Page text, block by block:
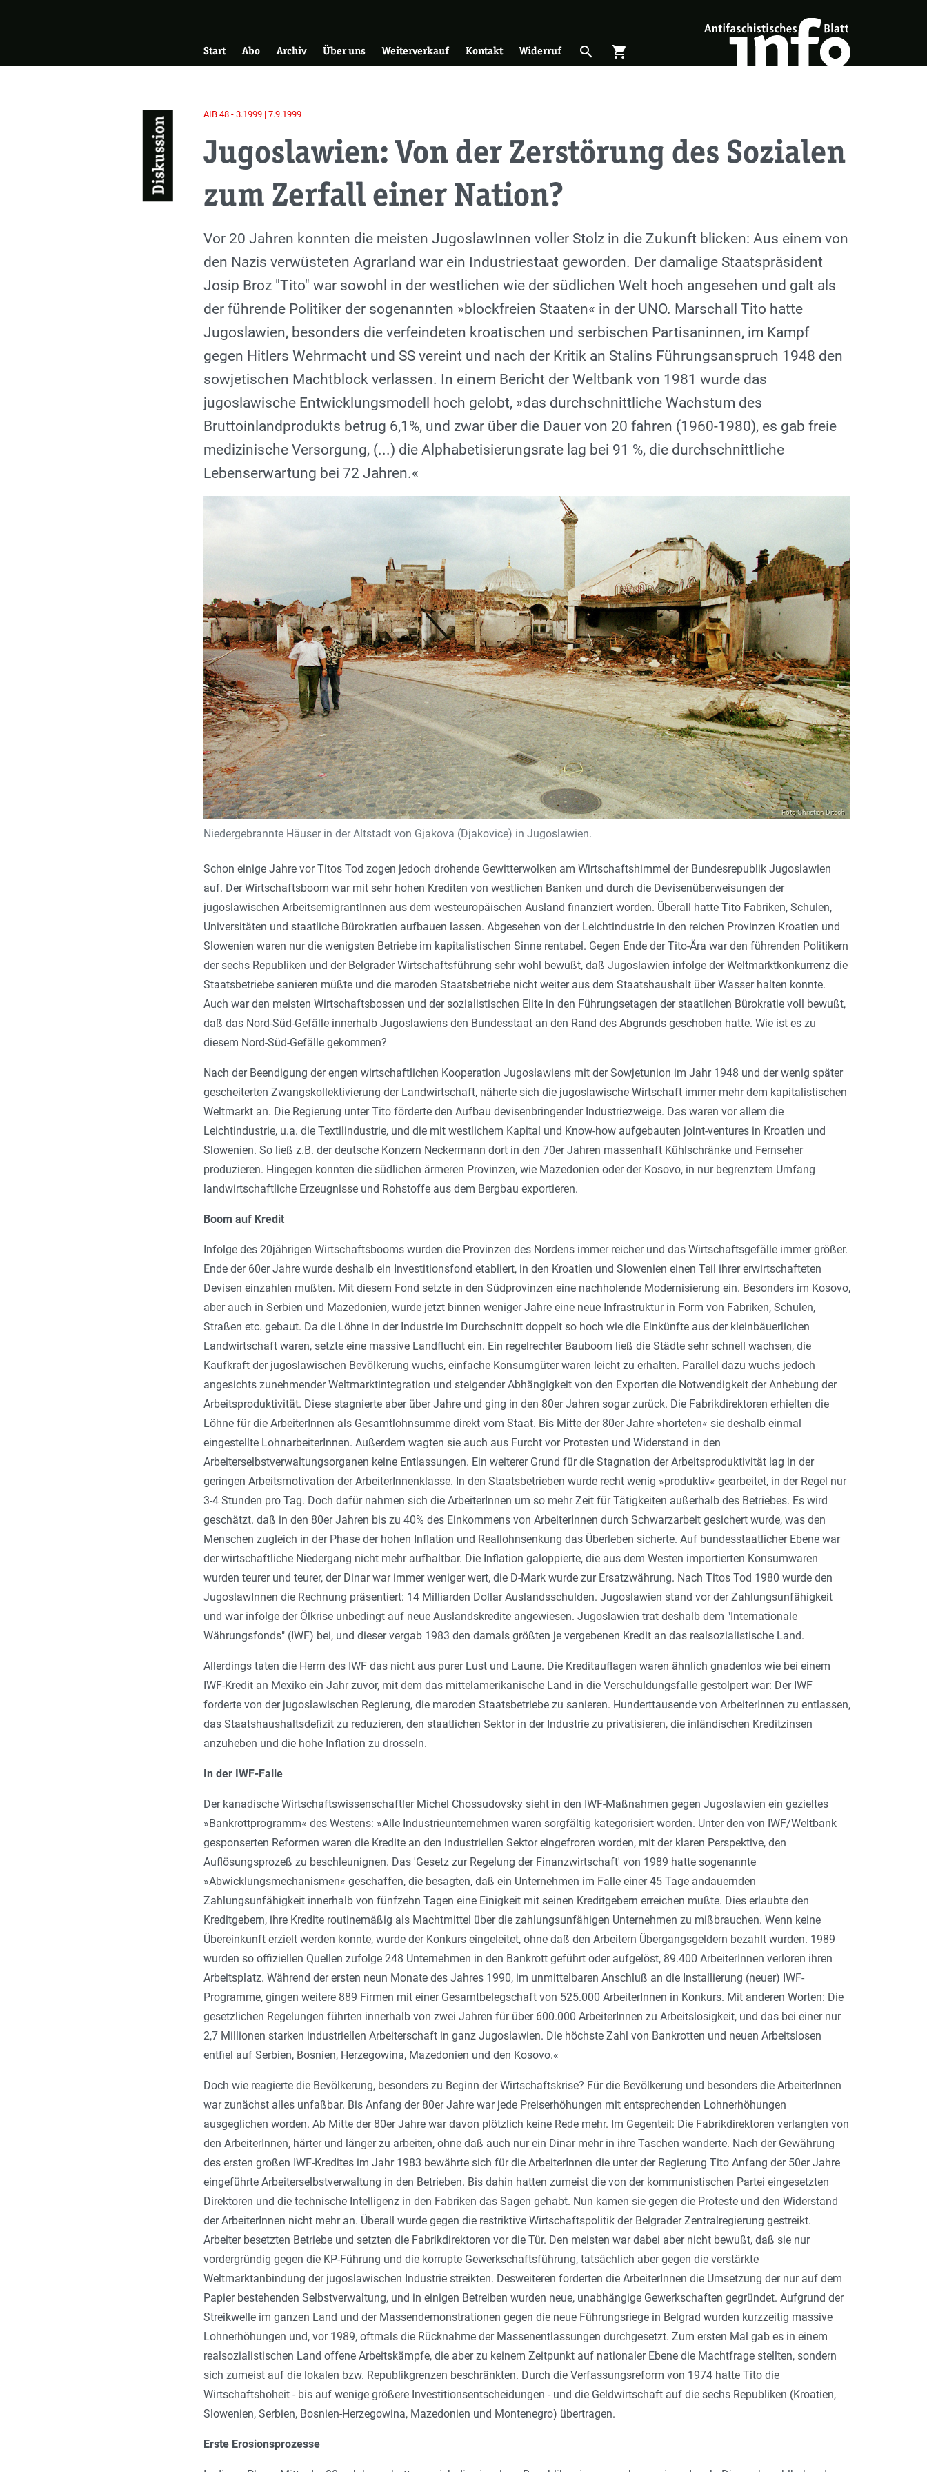
Hauptnavigation
Start Abo Archiv Über uns Weiterverkauf Kontakt Widerruf Suche öffnen
search Warenkorb öffnen
shopping_cart
Diskussion
AIB 48 - 3.1999 | 7.9.1999
Jugoslawien: Von der Zerstörung des Sozialen
zum Zerfall einer Nation?
Einleitung
Vor 20 Jahren konnten die meisten JugoslawInnen voller Stolz in die Zukunft blicken: Aus einem von
den Nazis verwüsteten Agrarland war ein Industriestaat geworden. Der damalige Staatspräsident
Josip Broz "Tito" war sowohl in der westlichen wie der südlichen Welt hoch angesehen und galt als
der führende Politiker der sogenannten »blockfreien Staaten« in der UNO. Marschall Tito hatte
Jugoslawien, besonders die verfeindeten kroatischen und serbischen Partisaninnen, im Kampf
gegen Hitlers Wehrmacht und SS vereint und nach der Kritik an Stalins Führungsanspruch 1948 den
sowjetischen Machtblock verlassen. In einem Bericht der Weltbank von 1981 wurde das
jugoslawische Entwicklungsmodell hoch gelobt, »das durchschnittliche Wachstum des
Bruttoinlandprodukts betrug 6,1%, und zwar über die Dauer von 20 fahren (1960-1980), es gab freie
medizinische Versorgung, (...) die Alphabetisierungsrate lag bei 91 %, die durchschnittliche
Lebenserwartung bei 72 Jahren.«
Foto:Christian Ditsch
Niedergebrannte Häuser in der Altstadt von Gjakova (Djakovice) in Jugoslawien.
Schon einige Jahre vor Titos Tod zogen jedoch drohende Gewitterwolken am Wirtschaftshimmel der Bundesrepublik Jugoslawien
auf. Der Wirtschaftsboom war mit sehr hohen Krediten von westlichen Banken und durch die Devisenüberweisungen der
jugoslawischen ArbeitsemigrantInnen aus dem westeuropäischen Ausland finanziert worden. Überall hatte Tito Fabriken, Schulen,
Universitäten und staatliche Bürokratien aufbauen lassen. Abgesehen von der Leichtindustrie in den reichen Provinzen Kroatien und
Slowenien waren nur die wenigsten Betriebe im kapitalistischen Sinne rentabel. Gegen Ende der Tito-Ära war den führenden Politikern
der sechs Republiken und der Belgrader Wirtschaftsführung sehr wohl bewußt, daß Jugoslawien infolge der Weltmarktkonkurrenz die
Staatsbetriebe sanieren müßte und die maroden Staatsbetriebe nicht weiter aus dem Staatshaushalt über Wasser halten konnte.
Auch war den meisten Wirtschaftsbossen und der sozialistischen Elite in den Führungsetagen der staatlichen Bürokratie voll bewußt,
daß das Nord-Süd-Gefälle innerhalb Jugoslawiens den Bundesstaat an den Rand des Abgrunds geschoben hatte. Wie ist es zu
diesem Nord-Süd-Gefälle gekommen?
Nach der Beendigung der engen wirtschaftlichen Kooperation Jugoslawiens mit der Sowjetunion im Jahr 1948 und der wenig später
gescheiterten Zwangskollektivierung der Landwirtschaft, näherte sich die jugoslawische Wirtschaft immer mehr dem kapitalistischen
Weltmarkt an. Die Regierung unter Tito förderte den Aufbau devisenbringender Industriezweige. Das waren vor allem die
Leichtindustrie, u.a. die Textilindustrie, und die mit westlichem Kapital und Know-how aufgebauten joint-ventures in Kroatien und
Slowenien. So ließ z.B. der deutsche Konzern Neckermann dort in den 70er Jahren massenhaft Kühlschränke und Fernseher
produzieren. Hingegen konnten die südlichen ärmeren Provinzen, wie Mazedonien oder der Kosovo, in nur begrenztem Umfang
landwirtschaftliche Erzeugnisse und Rohstoffe aus dem Bergbau exportieren.
Boom auf Kredit
Infolge des 20jährigen Wirtschaftsbooms wurden die Provinzen des Nordens immer reicher und das Wirtschaftsgefälle immer größer.
Ende der 60er Jahre wurde deshalb ein Investitionsfond etabliert, in den Kroatien und Slowenien einen Teil ihrer erwirtschafteten
Devisen einzahlen mußten. Mit diesem Fond setzte in den Südprovinzen eine nachholende Modernisierung ein. Besonders im Kosovo,
aber auch in Serbien und Mazedonien, wurde jetzt binnen weniger Jahre eine neue Infrastruktur in Form von Fabriken, Schulen,
Straßen etc. gebaut. Da die Löhne in der Industrie im Durchschnitt doppelt so hoch wie die Einkünfte aus der kleinbäuerlichen
Landwirtschaft waren, setzte eine massive Landflucht ein. Ein regelrechter Bauboom ließ die Städte sehr schnell wachsen, die
Kaufkraft der jugoslawischen Bevölkerung wuchs, einfache Konsumgüter waren leicht zu erhalten. Parallel dazu wuchs jedoch
angesichts zunehmender Weltmarktintegration und steigender Abhängigkeit von den Exporten die Notwendigkeit der Anhebung der
Arbeitsproduktivität. Diese stagnierte aber über Jahre und ging in den 80er Jahren sogar zurück. Die Fabrikdirektoren erhielten die
Löhne für die ArbeiterInnen als Gesamtlohnsumme direkt vom Staat. Bis Mitte der 80er Jahre »horteten« sie deshalb einmal
eingestellte LohnarbeiterInnen. Außerdem wagten sie auch aus Furcht vor Protesten und Widerstand in den
Arbeiterselbstverwaltungsorganen keine Entlassungen. Ein weiterer Grund für die Stagnation der Arbeitsproduktivität lag in der
geringen Arbeitsmotivation der ArbeiterInnenklasse. In den Staatsbetrieben wurde recht wenig »produktiv« gearbeitet, in der Regel nur
3-4 Stunden pro Tag. Doch dafür nahmen sich die ArbeiterInnen um so mehr Zeit für Tätigkeiten außerhalb des Betriebes. Es wird
geschätzt. daß in den 80er Jahren bis zu 40% des Einkommens von ArbeiterInnen durch Schwarzarbeit gesichert wurde, was den
Menschen zugleich in der Phase der hohen Inflation und Reallohnsenkung das Überleben sicherte. Auf bundesstaatlicher Ebene war
der wirtschaftliche Niedergang nicht mehr aufhaltbar. Die Inflation galoppierte, die aus dem Westen importierten Konsumwaren
wurden teurer und teurer, der Dinar war immer weniger wert, die D-Mark wurde zur Ersatzwährung. Nach Titos Tod 1980 wurde den
JugoslawInnen die Rechnung präsentiert: 14 Milliarden Dollar Auslandsschulden. Jugoslawien stand vor der Zahlungsunfähigkeit
und war infolge der Ölkrise unbedingt auf neue Auslandskredite angewiesen. Jugoslawien trat deshalb dem "Internationale
Währungsfonds" (IWF) bei, und dieser vergab 1983 den damals größten je vergebenen Kredit an das realsozialistische Land.
Allerdings taten die Herrn des IWF das nicht aus purer Lust und Laune. Die Kreditauflagen waren ähnlich gnadenlos wie bei einem
IWF-Kredit an Mexiko ein Jahr zuvor, mit dem das mittelamerikanische Land in die Verschuldungsfalle gestolpert war: Der IWF
forderte von der jugoslawischen Regierung, die maroden Staatsbetriebe zu sanieren. Hunderttausende von ArbeiterInnen zu entlassen,
das Staatshaushaltsdefizit zu reduzieren, den staatlichen Sektor in der Industrie zu privatisieren, die inländischen Kreditzinsen
anzuheben und die hohe Inflation zu drosseln.
In der IWF-Falle
Der kanadische Wirtschaftswissenschaftler Michel Chossudovsky sieht in den IWF-Maßnahmen gegen Jugoslawien ein gezieltes
»Bankrottprogramm« des Westens: »Alle Industrieunternehmen waren sorgfältig kategorisiert worden. Unter den von IWF/Weltbank
gesponserten Reformen waren die Kredite an den industriellen Sektor eingefroren worden, mit der klaren Perspektive, den
Auflösungsprozeß zu beschleunignen. Das 'Gesetz zur Regelung der Finanzwirtschaft' von 1989 hatte sogenannte
»Abwicklungsmechanismen« geschaffen, die besagten, daß ein Unternehmen im Falle einer 45 Tage andauernden
Zahlungsunfähigkeit innerhalb von fünfzehn Tagen eine Einigkeit mit seinen Kreditgebern erreichen mußte. Dies erlaubte den
Kreditgebern, ihre Kredite routinemäßig als Machtmittel über die zahlungsunfähigen Unternehmen zu mißbrauchen. Wenn keine
Übereinkunft erzielt werden konnte, wurde der Konkurs eingeleitet, ohne daß den Arbeitern Übergangsgeldern bezahlt wurden. 1989
wurden so offiziellen Quellen zufolge 248 Unternehmen in den Bankrott geführt oder aufgelöst, 89.400 ArbeiterInnen verloren ihren
Arbeitsplatz. Während der ersten neun Monate des Jahres 1990, im unmittelbaren Anschluß an die Installierung (neuer) IWF-
Programme, gingen weitere 889 Firmen mit einer Gesamtbelegschaft von 525.000 ArbeiterInnen in Konkurs. Mit anderen Worten: Die
gesetzlichen Regelungen führten innerhalb von zwei Jahren für über 600.000 ArbeiterInnen zu Arbeitslosigkeit, und das bei einer nur
2,7 Millionen starken industriellen Arbeiterschaft in ganz Jugoslawien. Die höchste Zahl von Bankrotten und neuen Arbeitslosen
entfiel auf Serbien, Bosnien, Herzegowina, Mazedonien und den Kosovo.«
Doch wie reagierte die Bevölkerung, besonders zu Beginn der Wirtschaftskrise? Für die Bevölkerung und besonders die ArbeiterInnen
war zunächst alles unfaßbar. Bis Anfang der 80er Jahre war jede Preiserhöhungen mit entsprechenden Lohnerhöhungen
ausgeglichen worden. Ab Mitte der 80er Jahre war davon plötzlich keine Rede mehr. Im Gegenteil: Die Fabrikdirektoren verlangten von
den ArbeiterInnen, härter und länger zu arbeiten, ohne daß auch nur ein Dinar mehr in ihre Taschen wanderte. Nach der Gewährung
des ersten großen IWF-Kredites im Jahr 1983 bewährte sich für die ArbeiterInnen die unter der Regierung Tito Anfang der 50er Jahre
eingeführte Arbeiterselbstverwaltung in den Betrieben. Bis dahin hatten zumeist die von der kommunistischen Partei eingesetzten
Direktoren und die technische Intelligenz in den Fabriken das Sagen gehabt. Nun kamen sie gegen die Proteste und den Widerstand
der ArbeiterInnen nicht mehr an. Überall wurde gegen die restriktive Wirtschaftspolitik der Belgrader Zentralregierung gestreikt.
Arbeiter besetzten Betriebe und setzten die Fabrikdirektoren vor die Tür. Den meisten war dabei aber nicht bewußt, daß sie nur
vordergründig gegen die KP-Führung und die korrupte Gewerkschaftsführung, tatsächlich aber gegen die verstärkte
Weltmarktanbindung der jugoslawischen Industrie streikten. Desweiteren forderten die ArbeiterInnen die Umsetzung der nur auf dem
Papier bestehenden Selbstverwaltung, und in einigen Betreiben wurden neue, unabhängige Gewerkschaften gegründet. Aufgrund der
Streikwelle im ganzen Land und der Massendemonstrationen gegen die neue Führungsriege in Belgrad wurden kurzzeitig massive
Lohnerhöhungen und, vor 1989, oftmals die Rücknahme der Massenentlassungen durchgesetzt. Zum ersten Mal gab es in einem
realsozialistischen Land offene Arbeitskämpfe, die aber zu keinem Zeitpunkt auf nationaler Ebene die Machtfrage stellten, sondern
sich zumeist auf die lokalen bzw. Republikgrenzen beschränkten. Durch die Verfassungsreform von 1974 hatte Tito die
Wirtschaftshoheit - bis auf wenige größere Investitionsentscheidungen - und die Geldwirtschaft auf die sechs Republiken (Kroatien,
Slowenien, Serbien, Bosnien-Herzegowina, Mazedonien und Montenegro) übertragen.
Erste Erosionsprozesse